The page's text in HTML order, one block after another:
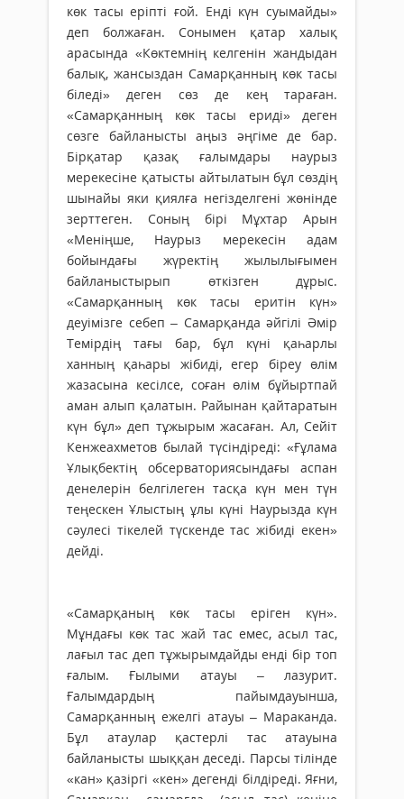
көк тасы еріпті ғой. Енді күн суымайды»
деп болжаған. Сонымен қатар халық
арасында «Көктемнің келгенін жандыдан
балық, жансыздан Самарқанның көк тасы
біледі» деген сөз де кең тараған.
«Самарқанның көк тасы ериді» деген
сөзге байланысты аңыз әңгіме де бар.
Бірқатар қазақ ғалымдары наурыз
мерекесіне қатысты айтылатын бұл сөздің
шынайы яки қиялға негізделгені жөнінде
зерттеген. Соның бірі Мұхтар Арын
«Меніңше, Наурыз мерекесін адам
бойындағы жүректің жылылығымен
байланыстырып өткізген дұрыс.
«Самарқанның көк тасы еритін күн»
деуімізге себеп – Самарқанда әйгілі Әмір
Темірдің тағы бар, бұл күні қаһарлы
ханның қаһары жібиді, егер біреу өлім
жазасына кесілсе, соған өлім бұйыртпай
аман алып қалатын. Райынан қайтаратын
күн бұл» деп тұжырым жасаған. Ал, Сейіт
Кенжеахметов былай түсіндіреді: «Ғұлама
Ұлықбектің обсерваториясындағы аспан
денелерін белгілеген тасқа күн мен түн
теңескен Ұлыстың ұлы күні Наурызда күн
сәулесі тікелей түскенде тас жібиді екен»
дейді.
«Самарқаның көк тасы еріген күн».
Мұндағы көк тас жай тас емес, асыл тас,
лағыл тас деп тұжырымдайды енді бір топ
ғалым. Ғылыми атауы – лазурит.
Ғалымдардың пайымдауынша,
Самарқанның ежелгі атауы – Мараканда.
Бұл атаулар қастерлі тас атауына
байланысты шыққан деседі. Парсы тілінде
«кан» қазіргі «кен» дегенді білдіреді. Яғни,